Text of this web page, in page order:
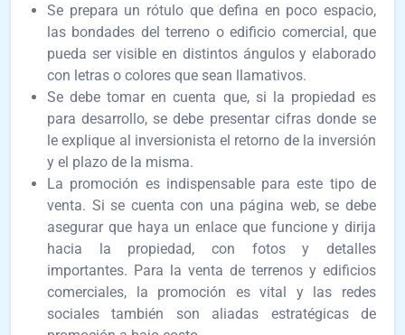
Se prepara un rótulo que defina en poco espacio,
las bondades del terreno o edificio comercial, que
pueda ser visible en distintos ángulos y elaborado
con letras o colores que sean llamativos.
Se debe tomar en cuenta que, si la propiedad es
para desarrollo, se debe presentar cifras donde se
le explique al inversionista el retorno de la inversión
y el plazo de la misma.
La promoción es indispensable para este tipo de
venta. Si se cuenta con una página web, se debe
asegurar que haya un enlace que funcione y dirija
hacia la propiedad, con fotos y detalles
importantes. Para la venta de terrenos y edificios
comerciales, la promoción es vital y las redes
sociales también son aliadas estratégicas de